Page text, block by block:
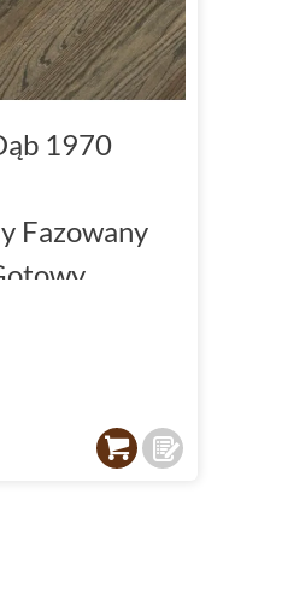
1970
Fazowany